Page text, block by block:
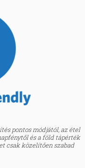
pontos módjától, az étel
és a föld tápérték
csak közelítően szabad